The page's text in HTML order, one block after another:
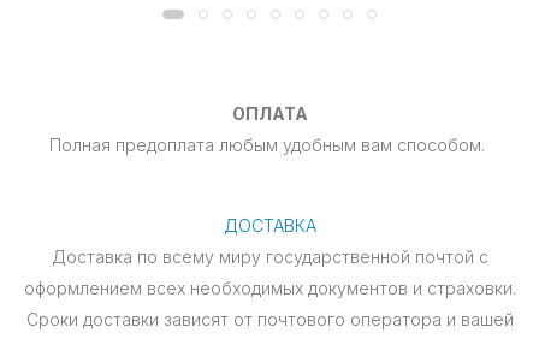
ОПЛАТА
Полная предоплата любым удобным вам способом.
ДОСТАВКА
Доставка по всему миру государственной почтой с
оформлением всех необходимых документов и страховки.
Сроки доставки зависят от почтового оператора и вашей